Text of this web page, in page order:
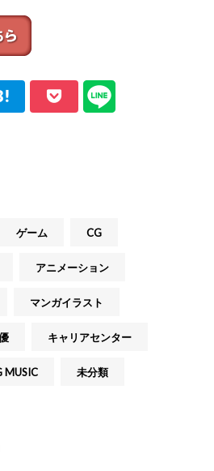
ゲーム CG
アニメーション
マンガイラスト
キャリアセンター
MUSIC 未分類